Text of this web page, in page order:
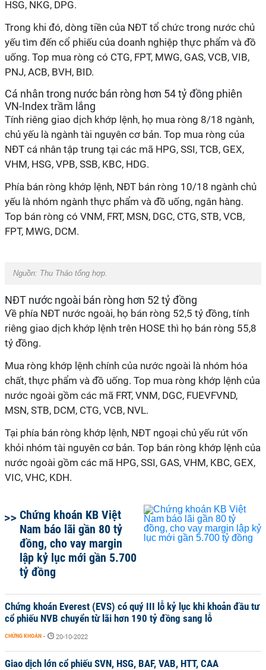
HSG, NKG, DPG.
Trong khi đó, dòng tiền của NĐT tổ chức trong nước chủ
yếu tìm đến cổ phiếu của doanh nghiệp thực phẩm và đồ
uống. Top mua ròng có CTG, FPT, MWG, GAS, VCB, VIB,
PNJ, ACB, BVH, BID.
Cá nhân trong nước bán ròng hơn 54tỷ đồng phiên
VN-Index trầm lắng
Tính riêng giao dịch khớp lệnh, họ mua ròng 8/18 ngành,
chủ yếu là ngành tài nguyên cơ bản. Top mua ròng của
NĐT cá nhân tập trung tại các mã HPG, SSI, TCB, GEX,
VHM, HSG, VPB, SSB, KBC, HDG.
Phía bán ròng khớp lệnh, NĐT bán ròng 10/18 ngành chủ
yếu là nhóm ngành thực phẩm và đồ uống, ngân hàng.
Top bán ròng có VNM, FRT, MSN, DGC, CTG, STB, VCB,
FPT, MWG, DCM.
Nguồn: Thu Thảo tổng hợp.
NĐT nước ngoài bán ròng hơn 52tỷ đồng
Về phía NĐT nước ngoài, họ bán ròng 52,5 tỷ đồng, tính
riêng giao dịch khớp lệnh trên HOSE thì họ bán ròng 55,8
tỷ đồng.
Mua ròng khớp lệnh chính của nước ngoài là nhóm hóa
chất, thực phẩm và đồ uống. Top mua ròng khớp lệnh của
nước ngoài gồm các mã FRT, VNM, DGC, FUEVFVND,
MSN, STB, DCM, CTG, VCB, NVL.
Tại phía bán ròng khớp lệnh, NĐT ngoại chủ yếu rút vốn
khỏi nhóm tài nguyên cơ bản. Top bán ròng khớp lệnh của
nước ngoài gồm các mã HPG, SSI, GAS, VHM, KBC, GEX,
VIC, VHC, KDH.
Chứng khoán KB Việt
Nam báo lãi gần 80 tỷ
đồng, cho vay margin
lập kỷ lục mới gần 5.700
tỷ đồng
Chứng khoán Everest (EVS) có quý III lỗ kỷ lục khi khoản đầu tư
cổ phiếu NVB chuyển từ lãi hơn 190 tỷ đồng sang lỗ
CHỨNG KHOÁN - 20-10-2022
Giao dịch lớn cổ phiếu SVN, HSG, BAF, VAB, HTT, CAA